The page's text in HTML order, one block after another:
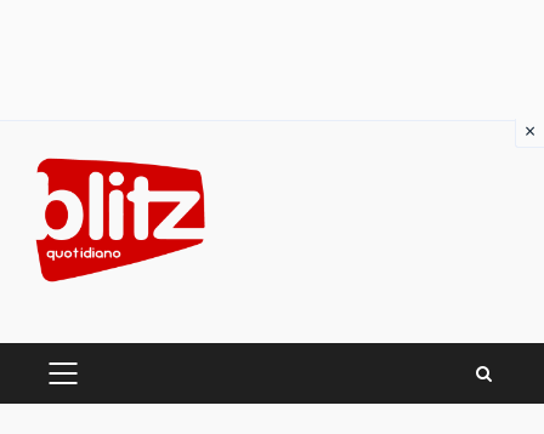
content
PRIMARY
×